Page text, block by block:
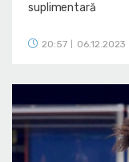
suplimentară
20:57 06.12.2023